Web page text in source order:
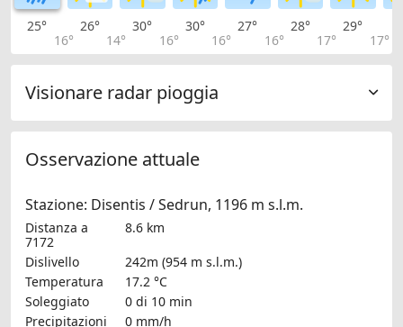
25°
16°
26°
14°
30°
16°
30°
16°
27°
16°
28°
17°
29°
17°
Visionare radar pioggia
Osservazione attuale
Stazione: Disentis / Sedrun, 1196 m s.l.m.
Distanza a
7172
8.6 km
Dislivello
242m (954 m s.l.m.)
Temperatura
17.2 °C
Soleggiato
0 di 10 min
Precipitazioni
0 mm/h